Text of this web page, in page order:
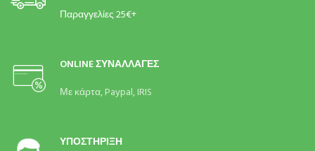
Παραγγελίες 25€+
ONLINE ΣΥΝΑΛΛΑΓΕΣ
Με κάρτα,Paypal, IRIS
ΥΠΟΣΤΗΡΙΞΗ